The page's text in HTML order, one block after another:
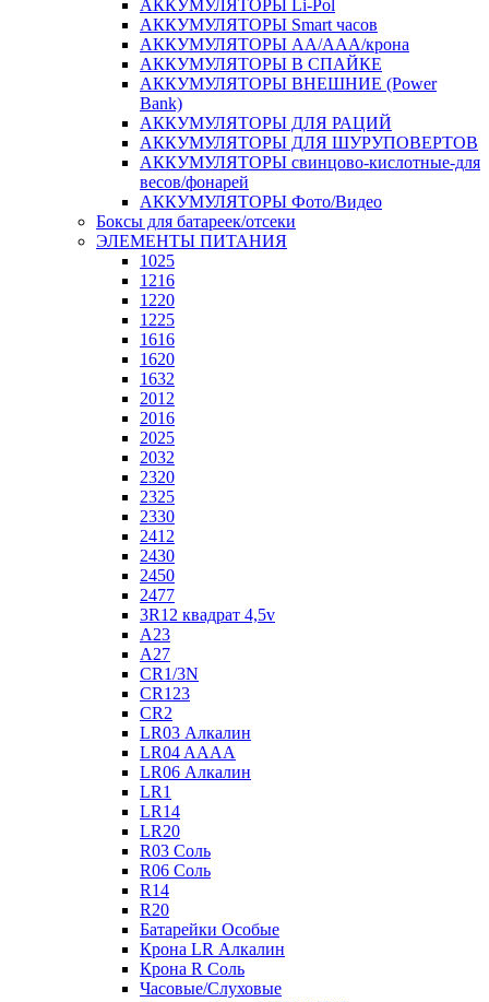
АККУМУЛЯТОРЫ Li-Pol
АККУМУЛЯТОРЫ Smart часов
АККУМУЛЯТОРЫ АА/ААА/крона
АККУМУЛЯТОРЫ В СПАЙКЕ
АККУМУЛЯТОРЫ ВНЕШНИЕ (Power
Bank)
АККУМУЛЯТОРЫ ДЛЯ РАЦИЙ
АККУМУЛЯТОРЫ ДЛЯ ШУРУПОВЕРТОВ
АККУМУЛЯТОРЫ свинцово-кислотные-для
весов/фонарей
АККУМУЛЯТОРЫ Фото/Видео
Боксы для батареек/отсеки
ЭЛЕМЕНТЫ ПИТАНИЯ
1025
1216
1220
1225
1616
1620
1632
2012
2016
2025
2032
2320
2325
2330
2412
2430
2450
2477
3R12 квадрат 4,5v
A23
A27
CR1/3N
CR123
CR2
LR03 Алкалин
LR04 AAAA
LR06 Алкалин
LR1
LR14
LR20
R03 Соль
R06 Соль
R14
R20
Батарейки Особые
Крона LR Алкалин
Крона R Соль
Часовые/Слуховые